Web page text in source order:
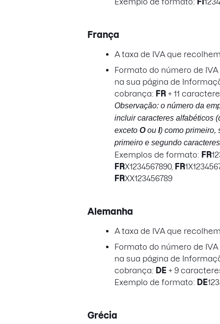
França
A taxa de IVA que
Formato do número de
na sua página de
cobrança: FR + 11
Observação: o número da
incluir caracteres alfabéticos
exceto Oou I) como primeiro,
primeiro e segundo
Exemplos de formato: FR
FRX1234567890, FR
FRXX123456789
Alemanha
A taxa de IVA que
Formato do número de
na sua página de
cobrança: DE + 9
Exemplo de formato: DE
Grécia